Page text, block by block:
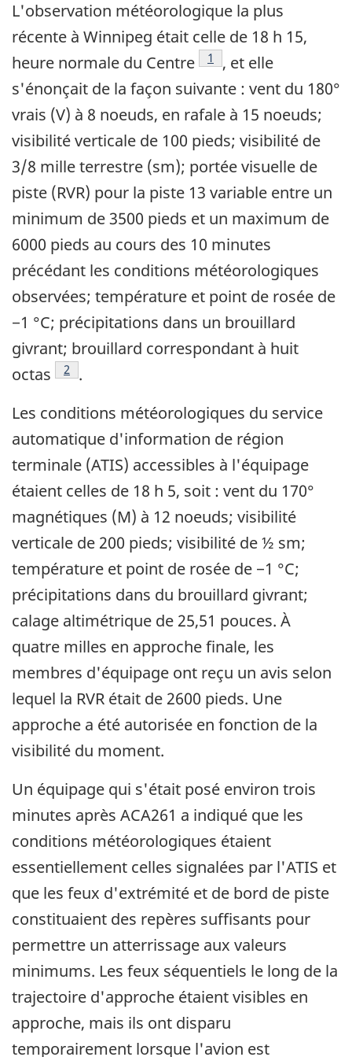
L'observation météorologique la plus
récente à Winnipeg était celle de 18 h 15,
heure normale du Centre
Note de bas de page
1
, et elle
s'énonçait de la façon suivante : vent du 180°
vrais (V) à 8 noeuds, en rafale à 15 noeuds;
visibilité verticale de 100 pieds; visibilité de
3/8 mille terrestre (sm); portée visuelle de
piste (RVR) pour la piste 13 variable entre un
minimum de 3500 pieds et un maximum de
6000 pieds au cours des 10 minutes
précédant les conditions météorologiques
observées; température et point de rosée de
−1 °C; précipitations dans un brouillard
givrant; brouillard correspondant à huit
octas
Note de bas de page
2 .
Les conditions météorologiques du service
automatique d'information de région
terminale (ATIS) accessibles à l'équipage
étaient celles de 18 h 5, soit : vent du 170°
magnétiques (M) à 12 noeuds; visibilité
verticale de 200 pieds; visibilité de ½ sm;
température et point de rosée de −1 °C;
précipitations dans du brouillard givrant;
calage altimétrique de 25,51 pouces. À
quatre milles en approche finale, les
membres d'équipage ont reçu un avis selon
lequel la RVR était de 2600 pieds. Une
approche a été autorisée en fonction de la
visibilité du moment.
Un équipage qui s'était posé environ trois
minutes après ACA261 a indiqué que les
conditions météorologiques étaient
essentiellement celles signalées par l'ATIS et
que les feux d'extrémité et de bord de piste
constituaient des repères suffisants pour
permettre un atterrissage aux valeurs
minimums. Les feux séquentiels le long de la
trajectoire d'approche étaient visibles en
approche, mais ils ont disparu
temporairement lorsque l'avion est